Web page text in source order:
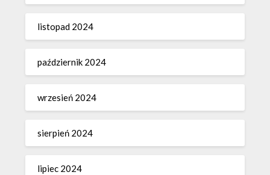
listopad 2024
październik 2024
wrzesień 2024
sierpień 2024
lipiec 2024